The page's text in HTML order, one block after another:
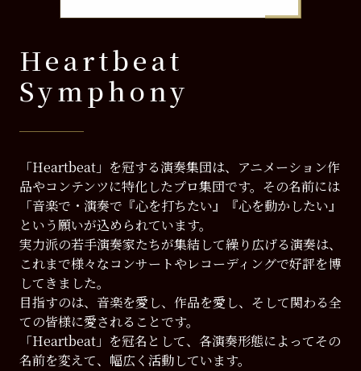
Heartbeat
Symphony
「Heartbeat」を冠する演奏集団は、アニメーション作
品やコンテンツに特化したプロ集団です。その名前には
「音楽で・演奏で『心を打ちたい』『心を動かしたい』
という願いが込められています。
実力派の若手演奏家たちが集結して繰り広げる演奏は、
これまで様々なコンサートやレコーディングで好評を博
してきました。
目指すのは、音楽を愛し、作品を愛し、そして関わる全
ての皆様に愛されることです。
「Heartbeat」を冠名として、各演奏形態によってその
名前を変えて、幅広く活動しています。